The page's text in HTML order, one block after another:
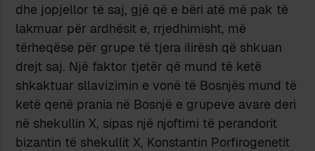
dhe jopjellor të saj, gjë që e bëri atë më pak të
lakmuar për ardhësit e, rrjedhimisht, më
tërheqëse për grupe të tjera ilirësh që shkuan
drejt saj. Një faktor tjetër që mund të ketë
shkaktuar sllavizimin e vonë të Bosnjës mund të
ketë qenë prania në Bosnjë e grupeve avare deri
në shekullin X, sipas një njoftimi të perandorit
bizantin të shekullit X, Konstantin Porfirogenetit